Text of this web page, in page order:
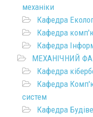
механіки
Кафедра
Кафедра
Кафедра
МЕХАНІЧНИЙ
Кафедра
Кафедра
систем
Кафедра